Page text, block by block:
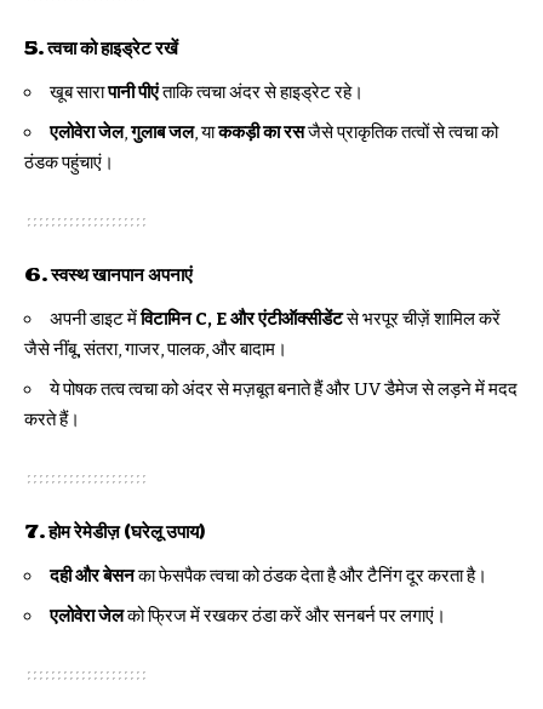
5.त्वचा को हाइड्रेट रखें
खूब सारापानी पीएंताकि त्वचा अंदर से हाइड्रेट रहे।
एलोवेरा जेल,गुलाब जल, याककड़ी का रसजैसे प्राकृतिक तत्वों से त्वचा को
ठंडक पहुंचाएं।
6.स्वस्थ खानपान अपनाएं
अपनी डाइट मेंविटामिन C, E और एंटीऑक्सीडेंटसे भरपूर चीज़ें शामिल करें
जैसे नींबू, संतरा, गाजर, पालक, और बादाम।
ये पोषक तत्व त्वचा को अंदर से मज़बूत बनाते हैं और UV डैमेज से लड़ने में मदद
करते हैं।
7.होम रेमेडीज़ (घरेलू उपाय)
दही और बेसनका फेसपैक त्वचा को ठंडक देता है और टैनिंग दूर करता है।
एलोवेरा जेलको फ्रिज में रखकर ठंडा करें और सनबर्न पर लगाएं।